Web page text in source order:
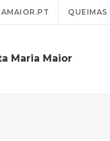
QUEIMAS
Maria Maior